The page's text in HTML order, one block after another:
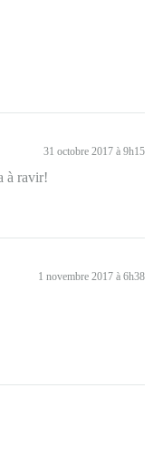
31 octobre 2017 à 9h15
à ravir!
1 novembre 2017 à 6h38